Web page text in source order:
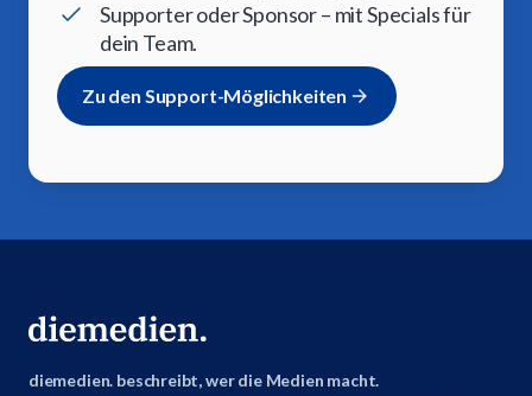
Supporter oder Sponsor – mit Specials für
dein Team.
Zu den Support-Möglichkeiten
diemedien. beschreibt, wer die Medien macht.